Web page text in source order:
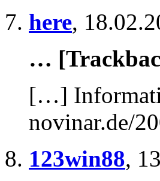
here,
…
[…]
novinar.de/
123win88,